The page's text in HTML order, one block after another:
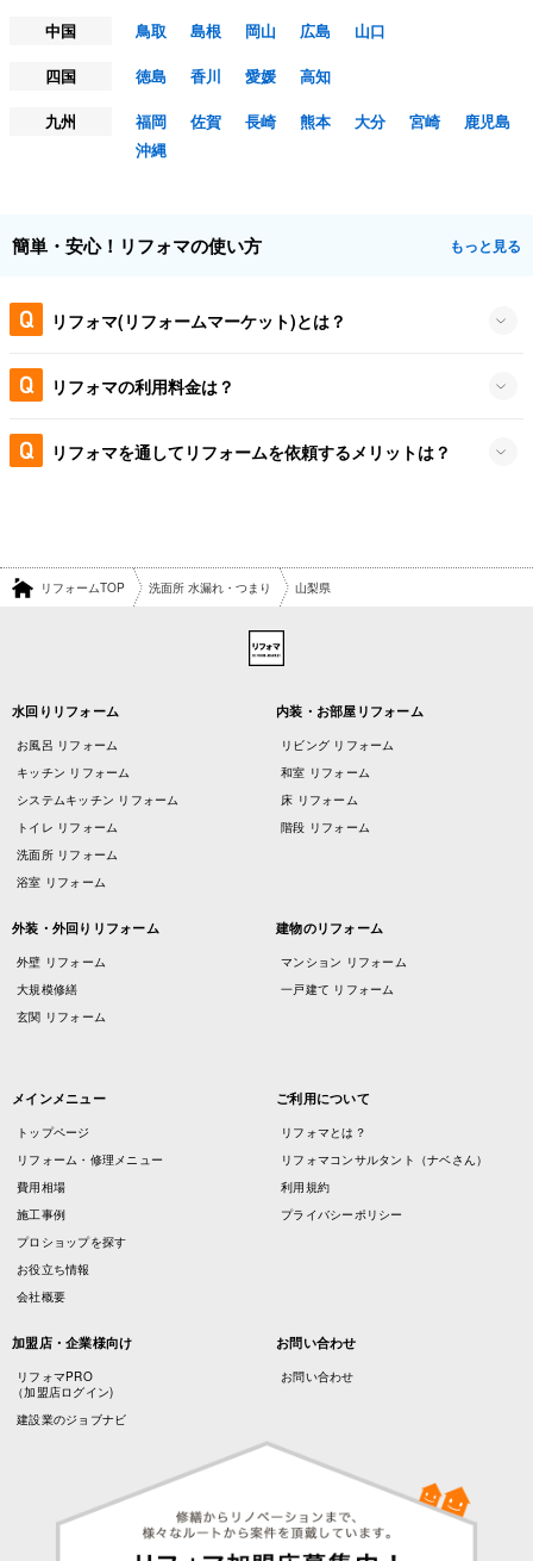
中国
鳥取 島根 岡山 広島
山口
四国
徳島 香川 愛媛
高知
九州
福岡 佐賀 長崎 熊本 大分 宮崎
鹿児島
沖縄
簡単・安心！リフォマの使い方 もっと見る
リフォマ(リフォームマーケット)とは？
リフォマの利用料金は？
リフォマを通してリフォームを依頼するメリットは？
リフォームTOP 洗面所 水漏れ・つまり 山梨県
水回りリフォーム
お風呂 リフォーム
キッチン リフォーム
システムキッチン リフォーム
トイレ リフォーム
洗面所 リフォーム
浴室 リフォーム
内装・お部屋リフォーム
リビング リフォーム
和室 リフォーム
床 リフォーム
階段 リフォーム
外装・外回りリフォーム
外壁 リフォーム
大規模修繕
玄関 リフォーム
建物のリフォーム
マンション リフォーム
一戸建て リフォーム
メインメニュー
トップページ
リフォーム・修理メニュー
費用相場
施工事例
プロショップを探す
お役立ち情報
会社概要
ご利用について
リフォマとは？
リフォマコンサルタント（ナベさん）
利用規約
プライバシーポリシー
加盟店・企業様向け
リフォマPRO
（加盟店ログイン)
建設業のジョブナビ
お問い合わせ
お問い合わせ